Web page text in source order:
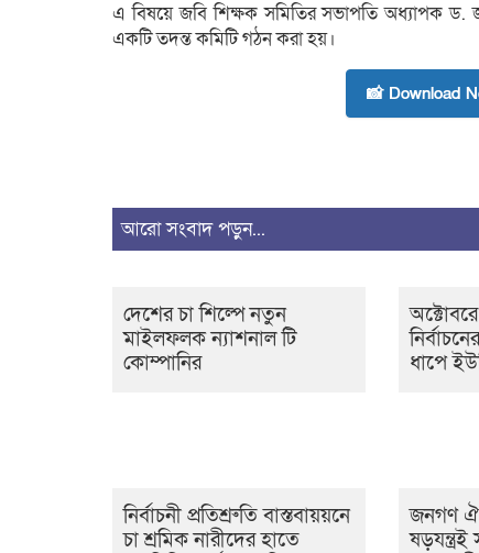
এ বিষয়ে জবি শিক্ষক সমিতির সভাপতি অধ্যাপক ড.
একটি তদন্ত কমিটি গঠন করা হয়।
📸 Download
আরো সংবাদ পড়ুন...
দেশের চা শিল্পে নতুন
মাইলফলক ন্যাশনাল টি
কোম্পানির
ধাপে
নির্বাচনী প্রতিশ্রুতি বাস্তবায়য়নে
চা শ্রমিক নারীদের হাতে
জনগণ